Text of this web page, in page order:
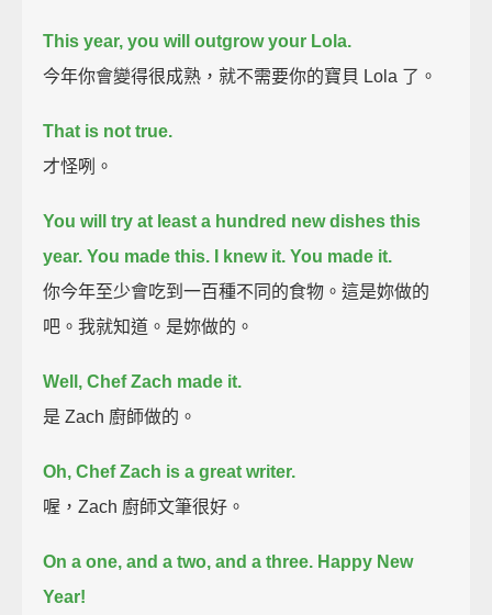
This year, you will outgrow your Lola.
今年你會變得很成熟，就不需要你的寶貝 Lola 了。
That is not true.
才怪咧。
You will try at least a hundred new dishes this
year. You made this. I knew it. You made it.
你今年至少會吃到一百種不同的食物。這是妳做的
吧。我就知道。是妳做的。
Well, Chef Zach made it.
是 Zach 廚師做的。
Oh, Chef Zach is a great writer.
喔，Zach 廚師文筆很好。
On a one, and a two, and a three. Happy New
Year!